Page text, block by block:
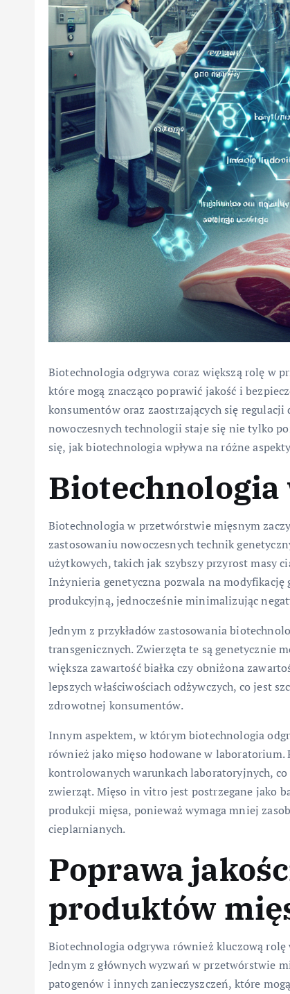
Biotechnologia odgrywa coraz większą rolę w
które mogą znacząco poprawić jakość i
konsumentów oraz zaostrzających się
nowoczesnych technologii staje się nie tylko
się, jak biotechnologia wpływa na różne
Biotechnologia w przetwórstwie mięsnym
zastosowaniu nowoczesnych technik
użytkowych, takich jak szybszy przyrost masy
Inżynieria genetyczna pozwala na
produkcyjną, jednocześnie minimalizując
Jednym z przykładów zastosowania
transgenicznych. Zwierzęta te są genetycznie
większa zawartość białka czy obniżona
lepszych właściwościach odżywczych, co jest
zdrowotnej konsumentów.
Innym aspektem, w którym biotechnologia
również jako mięso hodowane w
kontrolowanych warunkach laboratoryjnych,
zwierząt. Mięso in vitro jest postrzegane jako
produkcji mięsa, ponieważ wymaga mniej
cieplarnianych.
Poprawa
produktów
Biotechnologia odgrywa również kluczową
Jednym z głównych wyzwań w przetwórstwie
patogenów i innych zanieczyszczeń, które